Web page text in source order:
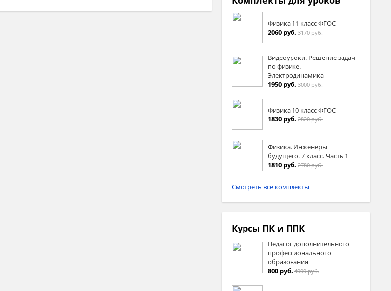
Физика 11 класс ФГОС
2060 руб. 3170 руб.
Видеоуроки. Решение задач
по физике.
Электродинамика
1950 руб. 3000 руб.
Физика 10 класс ФГОС
1830 руб. 2820 руб.
Физика. Инженеры
будущего. 7 класс. Часть 1
1810 руб. 2780 руб.
Смотреть все комплекты
Курсы ПК и ППК
Педагог дополнительного
профессионального
образования
800 руб. 4000 руб.